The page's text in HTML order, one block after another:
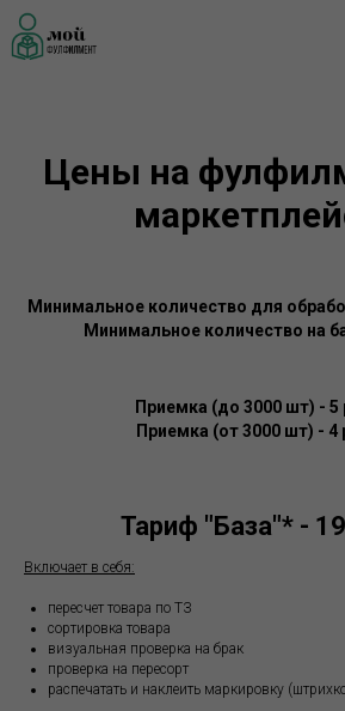
Цены на
Минимальное количество для
Минимальное количество на
Приемка (до 3000 шт) - 5
Приемка (от 3000 шт) - 4
Тариф "База"* -
Включает в себя:
пересчет товара по ТЗ
сортировка товара
визуальная проверка на брак
проверка на пересорт
распечатать и наклеить маркировку